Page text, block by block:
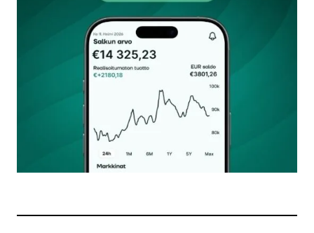
Kommentti*
Nimesi tai nimimerkkisi
Sähköpostiosoitteesi
Tilaa SalkunRakentajan uutiskirje